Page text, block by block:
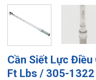
Cần Siết Lực Điều
Ft Lbs / 305-